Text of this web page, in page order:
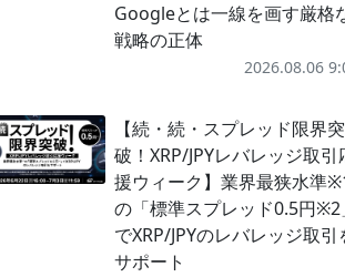
Googleとは一線を画す厳格
戦略の正体
2026.08.06
【続・続・スプレッド限界突
破！XRP/JPYレバレッジ取引
援ウィーク】業界最狭水準
の「標準スプレッド0.5円※2
でXRP/JPYのレバレッジ取引
サポート